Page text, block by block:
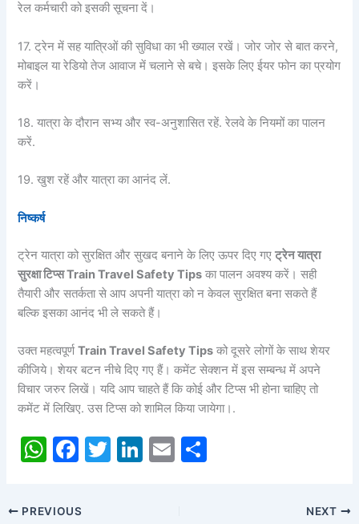
रेल कर्मचारी को इसकी सूचना दें।
17. ट्रेन में सह यात्रिओं की सुविधा का भी ख्याल रखें। जोर जोर से बात करने,
मोबाइल या रेडियो तेज आवाज में चलाने से बचे। इसके लिए ईयर फोन का प्रयोग
करें।
18. यात्रा के दौरान सभ्य और स्व-अनुशासित रहें. रेलवे के नियमों का पालन
करें.
19. खुश रहें और यात्रा का आनंद लें.
निष्कर्ष
ट्रेन यात्रा को सुरक्षित और सुखद बनाने के लिए ऊपर दिए गएट्रेन यात्रा
सुरक्षा टिप्स Train Travel Safety Tips का पालन अवश्य करें। सही
तैयारी और सतर्कता से आप अपनी यात्रा को न केवल सुरक्षित बना सकते हैं
बल्कि इसका आनंद भी ले सकते हैं।
उक्त महत्वपूर्णTrain Travel Safety Tips को दूसरे लोगों के साथ शेयर
कीजिये। शेयर बटन नीचे दिए गए हैं। कमेंट सेक्शन में इस सम्बन्ध में अपने
विचार जरुर लिखें। यदि आप चाहते हैं कि कोई और टिप्स भी होना चाहिए तो
कमेंट में लिखिए. उस टिप्स को शामिल किया जायेगा।.
W
at
F
c
T
Li E
PREVIOUS NEXT